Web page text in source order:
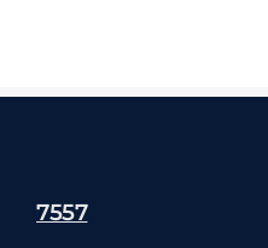
7557